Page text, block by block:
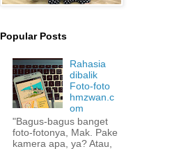
Popular Posts
Rahasia
dibalik
Foto-foto
hmzwan.c
om
"Bagus-bagus banget
foto-fotonya, Mak. Pake
kamera apa, ya? Atau,